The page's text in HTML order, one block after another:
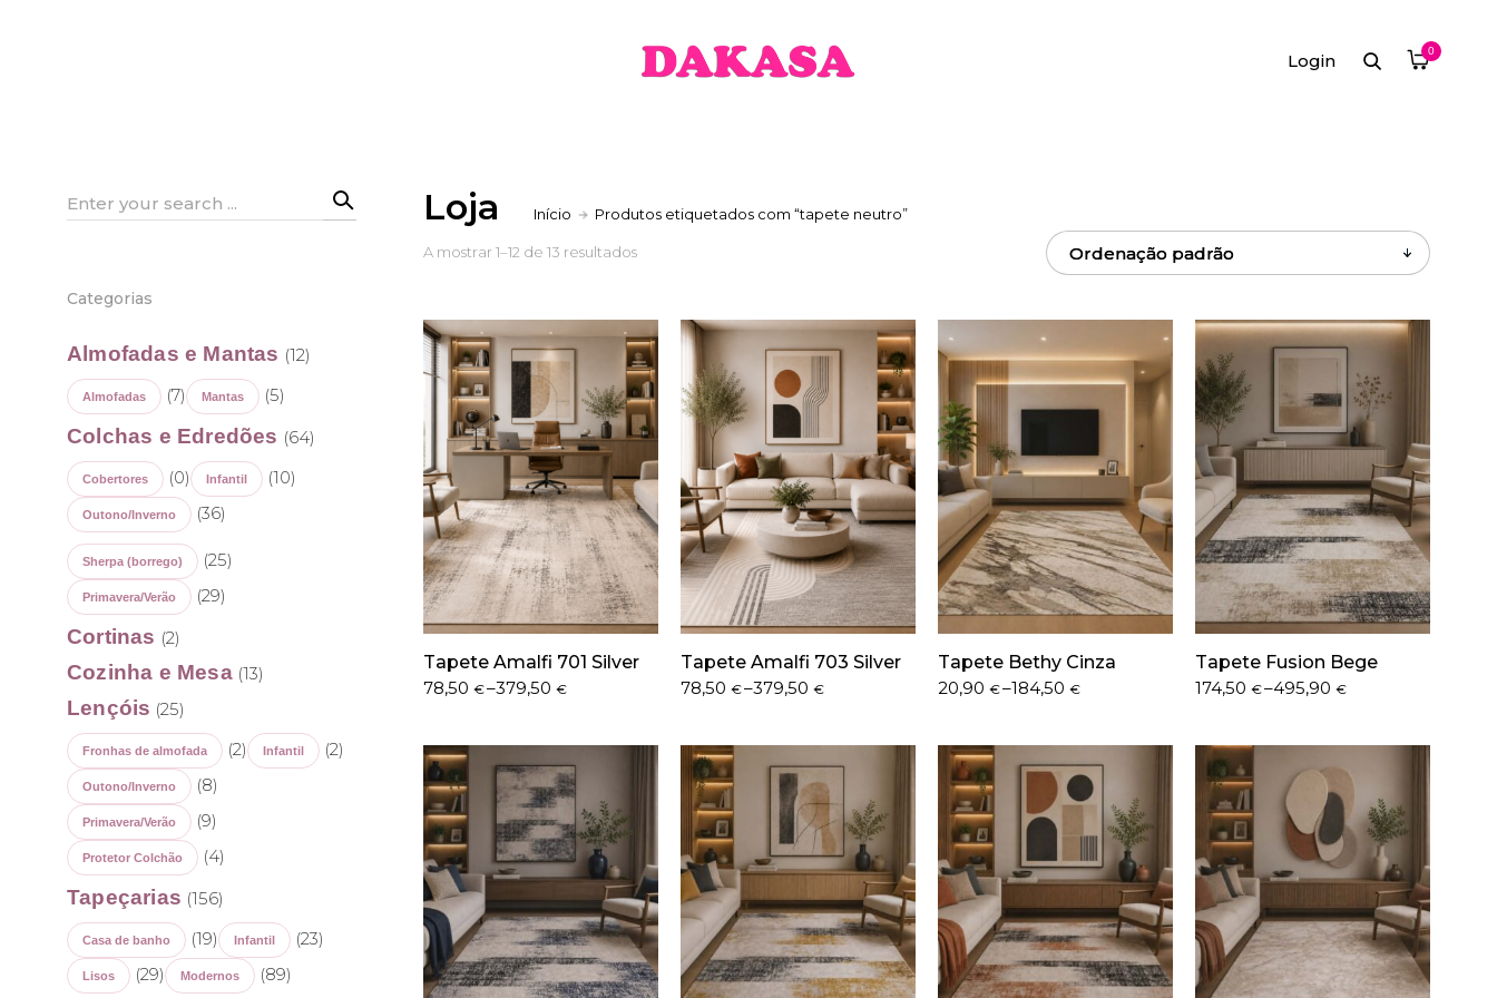
Login 0
Loja Início Produtos etiquetados com “tapete neutro”
A mostrar 1–12 de 13 resultados
Tapete Amalfi 701 Silver
78,50 €–379,50€
Price
through
379,50 €
Tapete Amalfi 703 Silver
78,50 €–379,50€
Price
through
379,50 €
Tapete Bethy Cinza
20,90 €–184,50€
Price
through
184,50 €
Tapete Fusion Bege
174,50 €–495,90€
Price
through
495,90 €
Search
Categorias
Almofadas e Mantas (12)
Almofadas (7) Mantas (5)
Colchas e Edredões (64)
Cobertores (0) Infantil (10)
Outono/Inverno (36)
Sherpa (borrego) (25)
Primavera/Verão (29)
Cortinas (2)
Cozinha e Mesa (13)
Lençóis (25)
Fronhas de almofada (2) Infantil (2)
Outono/Inverno (8)
Primavera/Verão (9)
Protetor Colchão (4)
Tapeçarias (156)
Casa de banho (19) Infantil (23)
Lisos (29) Modernos (89)